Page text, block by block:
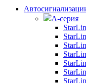
А-серия